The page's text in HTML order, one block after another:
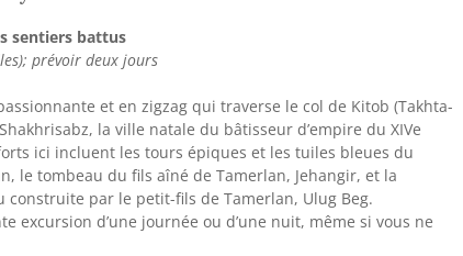
sentiers battus
prévoir deux jours
et en zigzag qui traverse le col de Kitob (Takhta-
la ville natale du bâtisseur d’empire du XIVe
ici incluent les tours épiques et les tuiles bleues du
le tombeau du fils aîné de Tamerlan, Jehangir, et la
construite par le petit-fils de Tamerlan, Ulug Beg.
excursion d’une journée ou d’une nuit, même si vous ne